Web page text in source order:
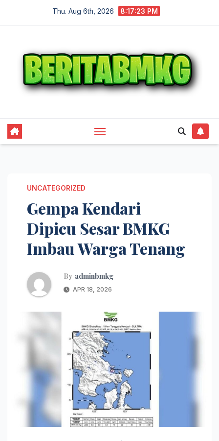
Thu. Aug 6th, 2026 8:17:23 PM
UNCATEGORIZED
Gempa Kendari
Dipicu Sesar BMKG
Imbau Warga Tenang
By adminbmkg
APR 18, 2026